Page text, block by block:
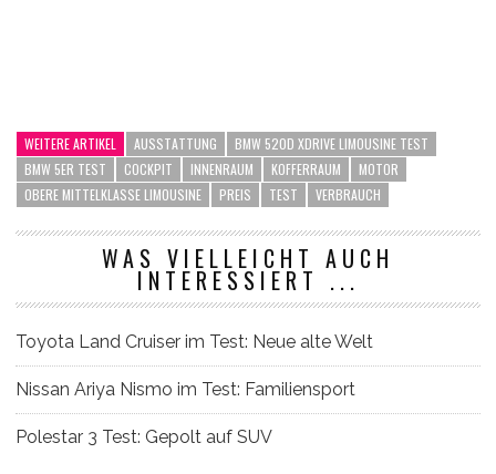
WEITERE ARTIKEL AUSSTATTUNG
BMW 520D XDRIVE LIMOUSINE TEST
BMW 5ER TEST
COCKPIT INNENRAUM KOFFERRAUM
MOTOR
OBERE MITTELKLASSE LIMOUSINE
PREIS TEST VERBRAUCH
WAS VIELLEICHT AUCH
INTERESSIERT ...
Toyota Land Cruiser im Test: Neue alte Welt
Nissan Ariya Nismo im Test: Familiensport
Polestar 3 Test: Gepolt auf SUV